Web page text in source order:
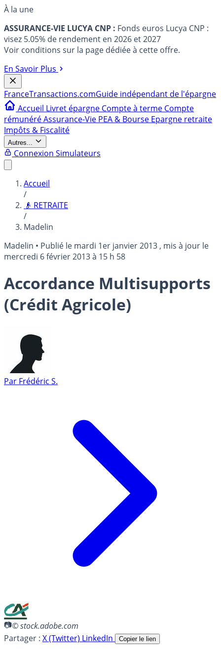
À la une
ASSURANCE-VIE LUCYA CNP : Fonds euros Lucya CNP :
visez 5.05% de rendement en 2026 et 2027
Voir conditions sur la page dédiée à cette offre.
En Savoir Plus
FranceTransactions.comGuide indépendant de l'épargne
Accueil Livret épargne Compte à terme Compte
rémunéréAssurance-Vie PEA & Bourse Epargne retraite
Impôts & Fiscalité
Autres...
Connexion Simulateurs
Accueil
/
👴 RETRAITE
/
Madelin
Madelin • Publié le mardi 1er janvier 2013 , mis à jour le
mercredi 6 février 2013 à 15 h 58
Accordance Multisupports
(Crédit Agricole)
Par Frédéric S.
© stock.adobe.com
Partager : X (Twitter) LinkedIn Copier le lien